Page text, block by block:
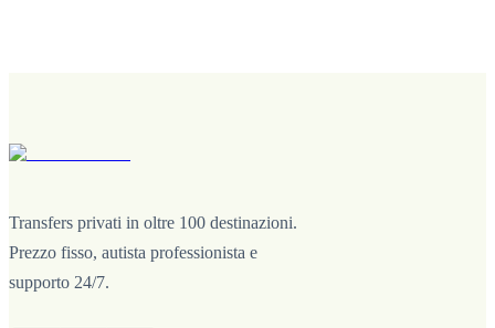
Transfers privati in oltre 100 destinazioni.
Prezzo fisso, autista professionista e
supporto 24/7.